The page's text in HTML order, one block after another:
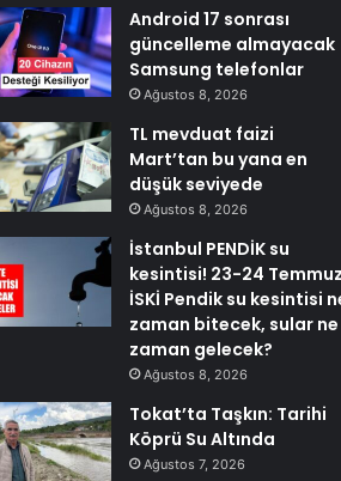
Android 17 sonrası
güncelleme almayacak
Samsung telefonlar
Ağustos 8, 2026
TL mevduat faizi
Mart’tan bu yana en
düşük seviyede
Ağustos 8, 2026
İstanbul PENDİK su
kesintisi! 23-24 Temmuz
İSKİ Pendik su kesintisi
zaman bitecek, sular ne
zaman gelecek?
Ağustos 8, 2026
Tokat’ta Taşkın: Tarihi
Köprü Su Altında
Ağustos 7, 2026